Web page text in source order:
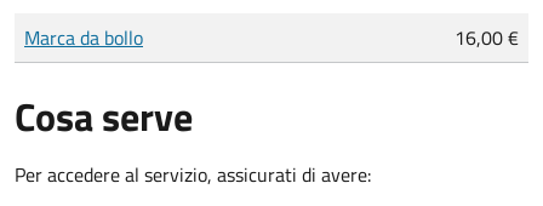
Tipo di pagamento
Importo
Marca da bollo 16,00 €
Cosa serve
Per accedere al servizio, assicurati di avere: